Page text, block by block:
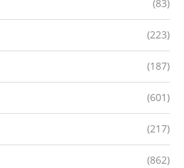
(83)
(223)
(187)
(601)
(217)
(862)